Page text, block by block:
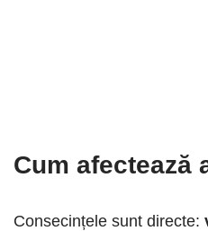
Cum afectează
Consecințele sunt directe: